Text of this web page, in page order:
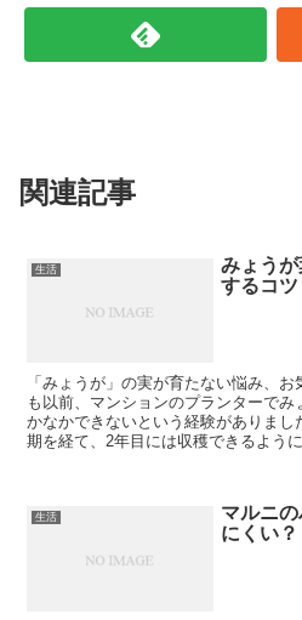
関連記事
生活
みょう
するコツ
「みょうが」の実が育たない悩み、
も以前、マンションのプランターで
かなかできないという経験がありま
期を経て、2年目には収穫できるよう
生活
マルニ
にくい？